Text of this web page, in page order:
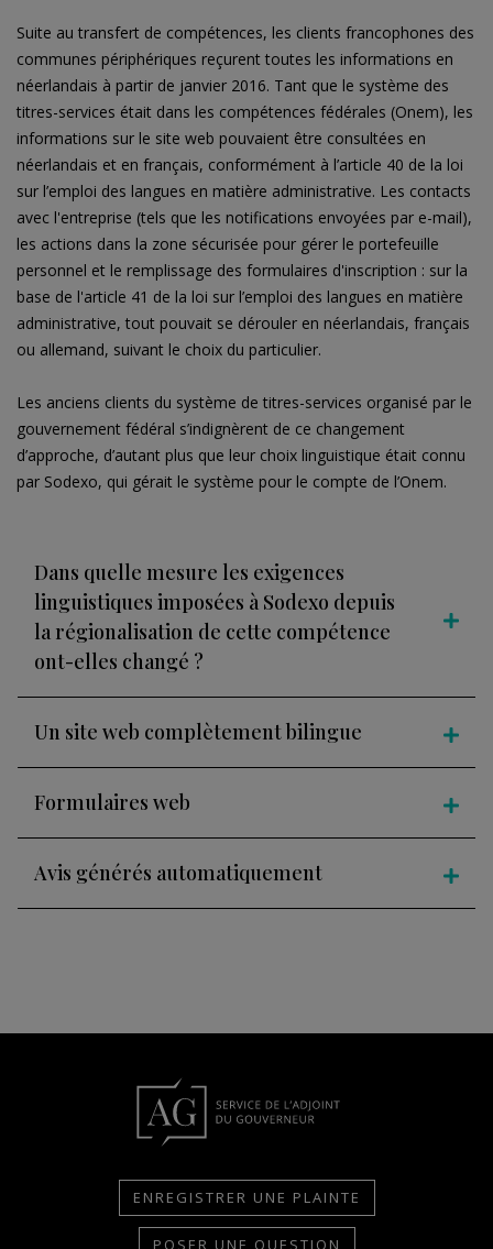
Suite au transfert de compétences, les clients francophones des
communes périphériques reçurent toutes les informations en
néerlandais à partir de janvier 2016. Tant que le système des
titres-services était dans les compétences fédérales (Onem), les
informations sur le site web pouvaient être consultées en
néerlandais et en français, conformément à l’article 40 de la loi
sur l’emploi des langues en matière administrative. Les contacts
avec l'entreprise (tels que les notifications envoyées par e-mail),
les actions dans la zone sécurisée pour gérer le portefeuille
personnel et le remplissage des formulaires d'inscription : sur la
base de l'article 41 de la loi sur l’emploi des langues en matière
administrative, tout pouvait se dérouler en néerlandais, français
ou allemand, suivant le choix du particulier.
Les anciens clients du système de titres-services organisé par le
gouvernement fédéral s’indignèrent de ce changement
d’approche, d’autant plus que leur choix linguistique était connu
par Sodexo, qui gérait le système pour le compte de l’Onem.
Dans quelle mesure les exigences
linguistiques imposées à Sodexo depuis
la régionalisation de cette compétence
ont-elles changé ?
Un site web complètement bilingue
Formulaires web
Avis générés automatiquement
ENREGISTRER UNE PLAINTE